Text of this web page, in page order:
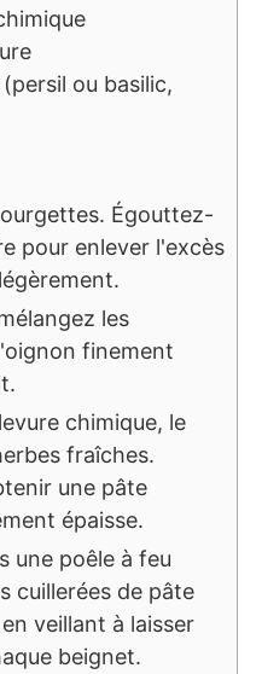
ou basilic,
Égouttez-
pour enlever l'excès
les
finement
chimique, le
fraîches.
une pâte
épaisse.
une poêle à feu
cuillerées de pâte
veillant à laisser
beignet.